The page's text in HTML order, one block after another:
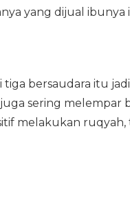
yang dijual
bersaudara itu
sering melempar
melakukan ruqyah,